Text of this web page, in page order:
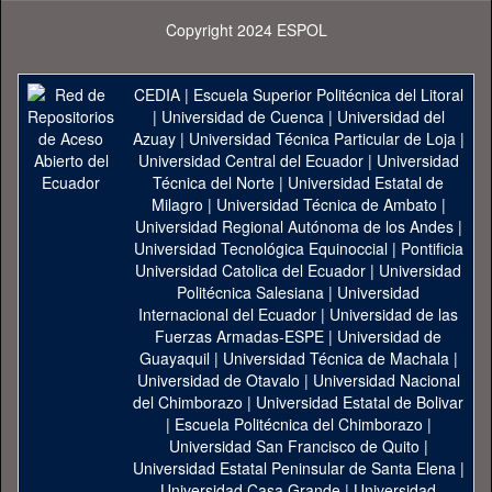
Copyright 2024 ESPOL
CEDIA| Escuela Superior Politécnica del Litoral
| Universidad de Cuenca| Universidad del
Azuay| Universidad Técnica Particular de Loja|
Universidad Central del Ecuador| Universidad
Técnica del Norte | Universidad Estatal de
Milagro | Universidad Técnica de Ambato |
Universidad Regional Autónoma de los Andes|
Universidad Tecnológica Equinoccial| Pontificia
Universidad Catolica del Ecuador | Universidad
Politécnica Salesiana | Universidad
Internacional del Ecuador | Universidad de las
Fuerzas Armadas-ESPE | Universidad de
Guayaquil| Universidad Técnica de Machala|
Universidad de Otavalo | Universidad Nacional
del Chimborazo | Universidad Estatal de Bolivar
| Escuela Politécnica del Chimborazo |
Universidad San Francisco de Quito |
Universidad Estatal Peninsular de Santa Elena|